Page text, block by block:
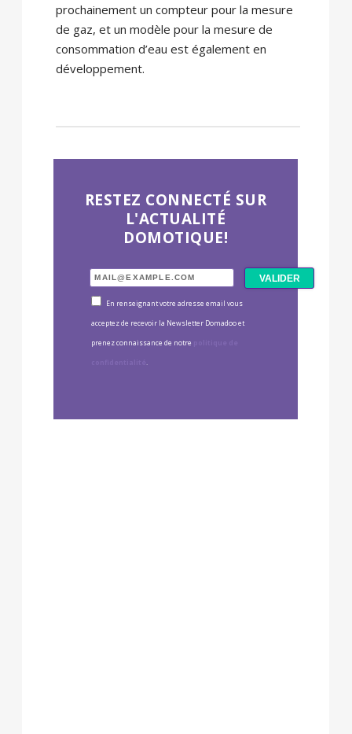
prochainement un compteur pour la mesure
de gaz, et un modèle pour la mesure de
consommation d’eau est également en
développement.
RESTEZ CONNECTÉ SUR
L'ACTUALITÉ
DOMOTIQUE!
En renseignant votre adresse email vous
acceptez de recevoir la Newsletter Domadoo et
prenez connaissance de notre
.